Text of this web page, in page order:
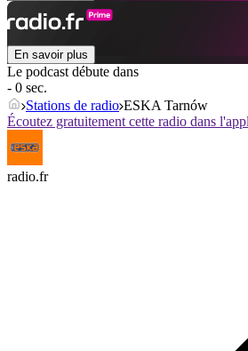
En savoir plus
Le podcast débute dans
- 0 sec.
Stations de radio ESKA Tarnów
Écoutez gratuitement cette radio dans
radio.fr